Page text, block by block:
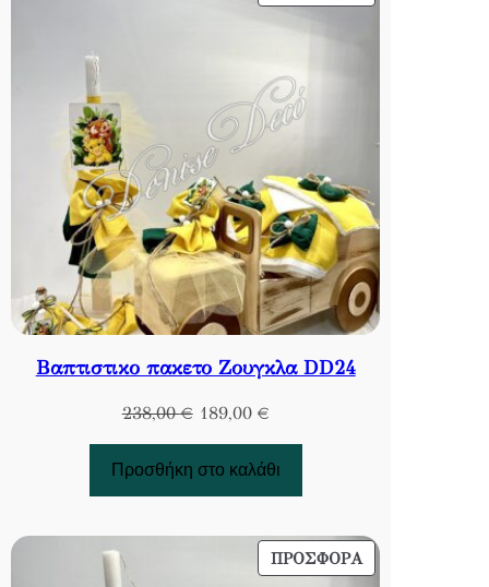
ΣΕ
Βαπτιστικο πακετο Ζουγκλα DD24
238,00€ Original
was:
189,00 €Η
τιμή
Προσθήκη στο καλάθι
ΠΡΟΣΦΟΡΆ ΠΡΟΪΌΝ